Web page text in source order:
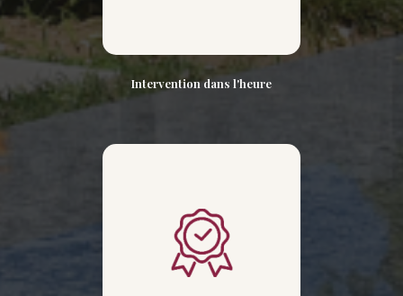
Intervention dans l'heure